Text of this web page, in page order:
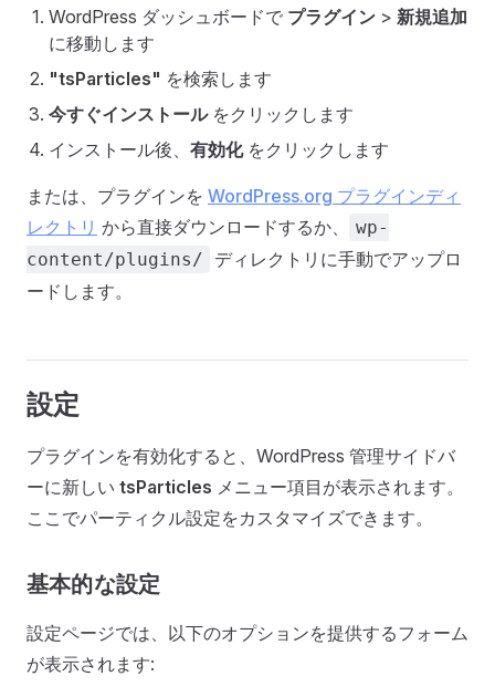
WordPress ダッシュボードで プラグイン > 新規追加
に移動します
"tsParticles" を検索します
今すぐインストールをクリックします
インストール後、 有効化をクリックします
または、プラグインを WordPress.org プラグインディ
レクトリ から直接ダウンロードするか、
wp-
content/plugins/
ディレクトリに手動でアップロ
ードします。
設定
プラグインを有効化すると、WordPress 管理サイドバ
ーに新しい tsParticles メニュー項目が表示されます。
ここでパーティクル設定をカスタマイズできます。
基本的な設定
設定ページでは、以下のオプションを提供するフォーム
が表示されます: